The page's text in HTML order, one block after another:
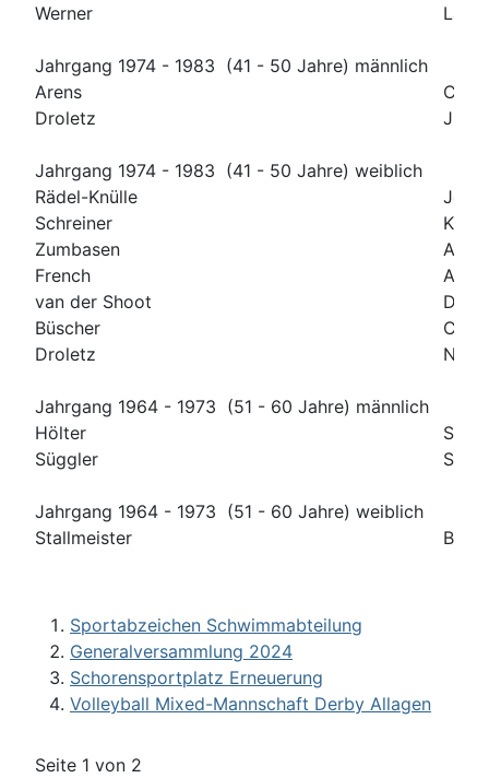
Werner
Laura
Jahrgang 1974 - 1983 (41 - 50 Jahre) männlich
Arens
Droletz
Jahrgang 1974 - 1983 (41 - 50 Jahre) weiblich
Rädel-Knülle
Schreiner
Katja
Zumbasen
Anna
French
Anja
van der Shoot
Büscher
Carla
Droletz
Jahrgang 1964 - 1973 (51 - 60 Jahre) männlich
Hölter
Süggler
Jahrgang 1964 - 1973 (51 - 60 Jahre) weiblich
Stallmeister
Beate
Sportabzeichen Schwimmabteilung
Generalversammlung 2024
Schorensportplatz Erneuerung
Volleyball Mixed-Mannschaft Derby Allagen
Seite 1 von 2